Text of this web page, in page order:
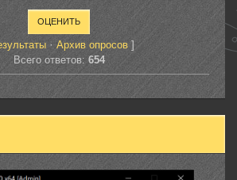
· Архив опросов]
Всего ответов: 654